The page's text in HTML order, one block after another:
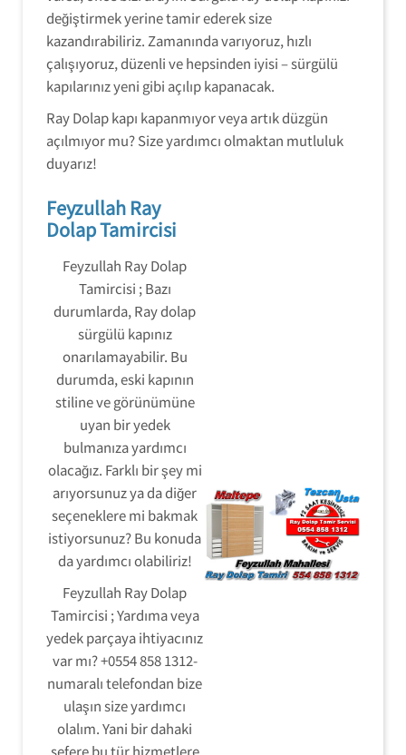
değiştirmek yerine tamir ederek size
kazandırabiliriz. Zamanında varıyoruz, hızlı
çalışıyoruz, düzenli ve hepsinden iyisi – sürgülü
kapılarınız yeni gibi açılıp kapanacak.
Ray Dolap kapı kapanmıyor veya artık düzgün
açılmıyor mu? Size yardımcı olmaktan mutluluk
duyarız!
Feyzullah Ray
Dolap Tamircisi
Feyzullah Ray Dolap
Tamircisi ; Bazı
durumlarda, Ray dolap
sürgülü kapınız
onarılamayabilir. Bu
durumda, eski kapının
stiline ve görünümüne
uyan bir yedek
bulmanıza yardımcı
olacağız. Farklı bir şey mi
arıyorsunuz ya da diğer
seçeneklere mi bakmak
istiyorsunuz? Bu konuda
da yardımcı olabiliriz!
Feyzullah Ray Dolap
Tamircisi ; Yardıma veya
yedek parçaya ihtiyacınız
var mı? +0554 858 1312-
numaralı telefondan bize
ulaşın size yardımcı
olalım. Yani bir dahaki
sefere bu tür hizmetlere